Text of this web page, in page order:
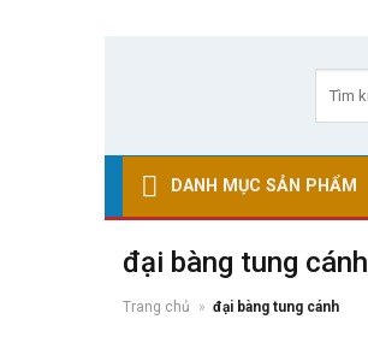
kiếm:
DANH MỤC SẢN PHẨM
đại bàng tung cánh
Trang chủ » đại bàng tung cánh